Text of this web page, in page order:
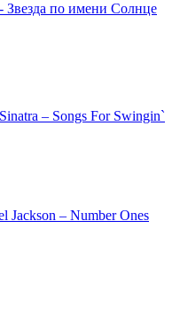
Звезда по имени Солнце
– Songs For Swingin`
Jackson – Number Ones